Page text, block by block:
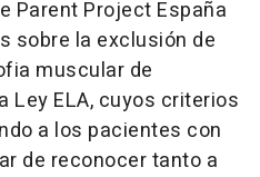
Parent Project España
sobre la exclusión de
muscular de
Ley ELA, cuyos criterios
a los pacientes con
de reconocer tanto a